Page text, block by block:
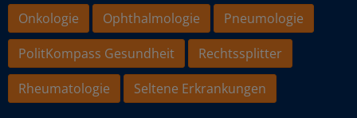
Onkologie
Ophthalmologie
Pneumologie
PolitKompass Gesundheit
Rechtssplitter
Rheumatologie
Seltene Erkrankungen